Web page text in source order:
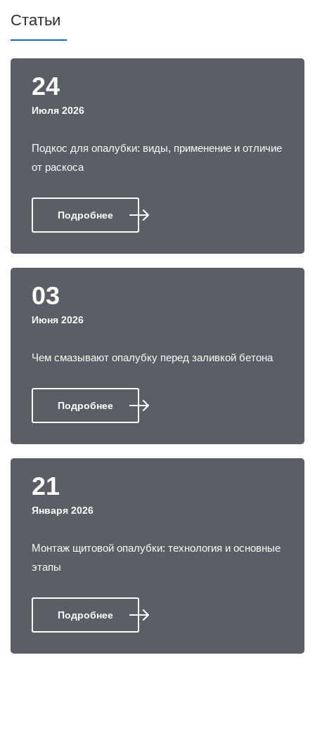
Статьи
24
Июля 2026
Подкос для опалубки: виды, применение и отличие
от раскоса
Подробнее
03
Июня 2026
Чем смазывают опалубку перед заливкой бетона
Подробнее
21
Января 2026
Монтаж щитовой опалубки: технология и основные
этапы
Подробнее